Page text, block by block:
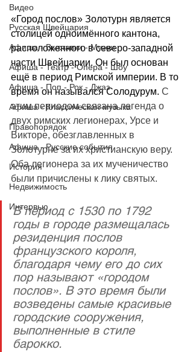
Видео
Русская Швейцария
Афиша - Выставки - Музеи
Афиша - Театр - Опера - Шоу
Афиша - Поп - Рок - Джаз
Афиша - Классическая музыка
Правопорядок
Афиша - Русские события
История
Недвижимость
Интервью
«Город послов» Золотурн является
столицей одноимённого кантона,
расположенного в северо-западной
части Швейцарии. Он был основан
ещё в период Римской империи. В то
время он назывался Солодурум. С
этим периодом связана легенда о
двух римских легионерах, Урсе и
Викторе, обезглавленных в
Золотурне за их христианскую веру.
Оба легионера за их мученичество
были причислены к лику святых.
В период с 1530 по 1792
годы в городе размещалась
резиденция послов
французского короля,
благодаря чему его до сих
пор называют «городом
послов». В это время были
возведены самые красивые
городские сооружения,
выполненные в стиле
барокко.